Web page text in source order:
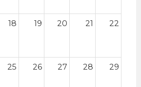
18 19 20 21 22
25 26 27 28 29